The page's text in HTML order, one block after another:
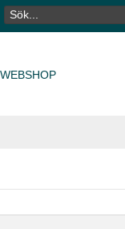
SÖK
EFTER:
WEBSHOP